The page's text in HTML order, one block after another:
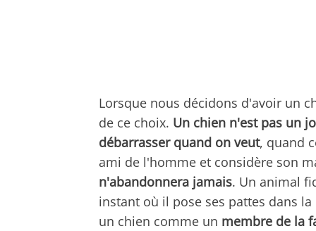
Lorsque nous décidons d'avoir un
de ce choix. Un chien n'est pas un
débarrasser quand on veut, quand
ami de l'homme et considère son
n'abandonnera jamais. Un animal
instant où il pose ses pattes dans
un chien comme un membre de la